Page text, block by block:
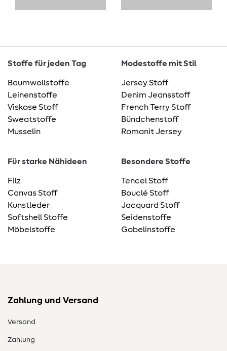
Stoffe für jeden Tag
Baumwollstoffe
Leinenstoffe
Viskose Stoff
Sweatstoffe
Musselin
Modestoffe mit Stil
Jersey Stoff
Denim Jeansstoff
French Terry Stoff
Bündchenstoff
Romanit Jersey
Für starke Nähideen
Filz
Canvas Stoff
Kunstleder
Softshell Stoffe
Möbelstoffe
Besondere Stoffe
Tencel Stoff
Bouclé Stoff
Jacquard Stoff
Seidenstoffe
Gobelinstoffe
Zahlung und Versand
Versand
Zahlung